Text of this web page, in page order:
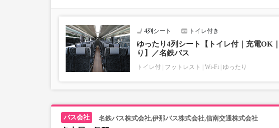
4列シート トイレ付き
ゆったり4列シート【トイレ付｜充電OK
り】／名鉄バス
トイレ付 フットレスト Wi-Fi ゆったり
名鉄バス株式会社,伊那バス株式会社,信南交通株式会社